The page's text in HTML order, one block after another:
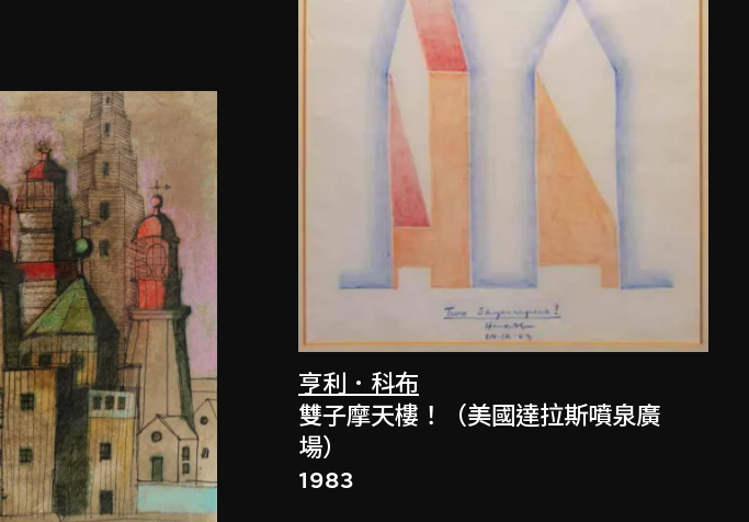
亨利．科布
雙子摩天樓！（美國達拉斯噴泉廣
場）
1983